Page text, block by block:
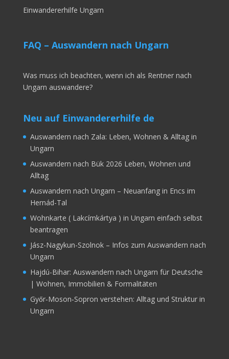
Einwandererhilfe Ungarn
FAQ – Auswandern nach Ungarn
Was muss ich beachten, wenn ich als Rentner nach
Ungarn auswandere?
Neu auf Einwandererhilfe de
Auswandern nach Zala: Leben, Wohnen & Alltag in
Ungarn
Auswandern nach Bük 2026 Leben, Wohnen und
Alltag
Auswandern nach Ungarn – Neuanfang in Encs im
Hernád-Tal
Wohnkarte ( Lakcímkártya ) in Ungarn einfach selbst
beantragen
Jász-Nagykun-Szolnok – Infos zum Auswandern nach
Ungarn
Hajdú-Bihar: Auswandern nach Ungarn für Deutsche
| Wohnen, Immobilien & Formalitäten
Győr‑Moson‑Sopron verstehen: Alltag und Struktur in
Ungarn